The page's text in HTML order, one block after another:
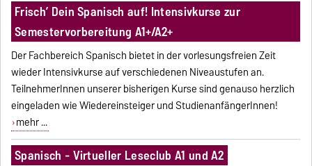
Frisch’ Dein Spanisch auf! Intensivkurse zur
Semestervorbereitung A1+/A2+
Der Fachbereich Spanisch bietet in der vorlesungsfreien Zeit
wieder Intensivkurse auf verschiedenen Niveaustufen an.
TeilnehmerInnen unserer bisherigen Kurse sind genauso herzlich
eingeladen wie Wiedereinsteiger und StudienanfängerInnen!
mehr ...
Spanisch - Virtueller Leseclub A1 und A2